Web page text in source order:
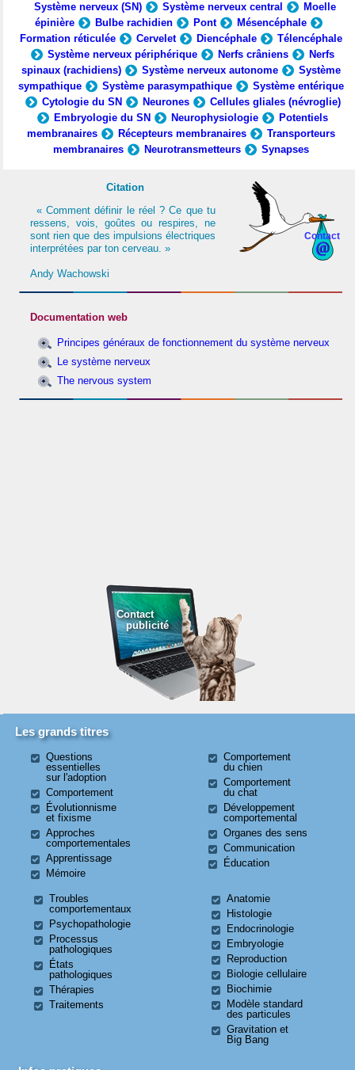
Système nerveux (SN) Système nerveux central
Moelle
épinière
Bulbe rachidien Pont
Mésencéphale
Formation réticulée
Cervelet Diencéphale
Télencéphale
Système nerveux périphérique
Nerfs crâniens
Nerfs
spinaux (rachidiens)
Système nerveux autonome
Système
sympathique
Système parasympathique
Système entérique
Cytologie du SN
Neurones
Cellules gliales (névroglie)
Embryologie du SN
Neurophysiologie
Potentiels
membranaires
Récepteurs membranaires
Transporteurs
membranaires
Neurotransmetteurs Synapses
Contact
Citation
« Comment définir le réel ? Ce que tu
ressens, vois, goûtes ou respires, ne
sont rien que des impulsions électriques
interprétées par ton cerveau. »
Andy Wachowski
Documentation web
Principes généraux de fonctionnement du système nerveux
Le système nerveux
The nervous system
Contact
publicité
Les grands titres
Questions
essentielles
sur l'adoption
Comportement
Évolutionnisme
et fixisme
Approches
comportementales
Apprentissage
Mémoire
Comportement
du chien
Comportement
du chat
Développement
comportemental
Organes des sens
Communication
Éducation
Troubles
comportementaux
Psychopathologie
Processus
pathologiques
États
pathologiques
Thérapies
Traitements
Anatomie
Histologie
Endocrinologie
Embryologie
Reproduction
Biologie cellulaire
Biochimie
Modèle standard
des particules
Gravitation et
Big Bang